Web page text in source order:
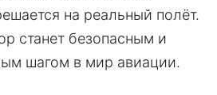
на реальный полёт.
станет безопасным и
шагом в мир авиации.